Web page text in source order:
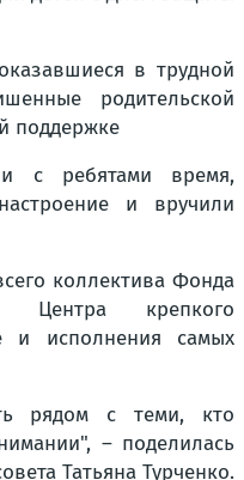
в трудной
родительской
поддержке
с ребятами время,
и вручили
коллектива Фонда
Центра крепкого
и исполнения самых
рядом с теми, кто
– поделилась
Татьяна Турченко.